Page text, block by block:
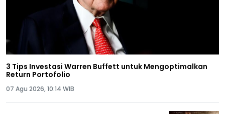
3 Tips Investasi Warren Buffett untuk Mengoptimalkan
Return Portofolio
07 Agu 2026, 10:14 WIB